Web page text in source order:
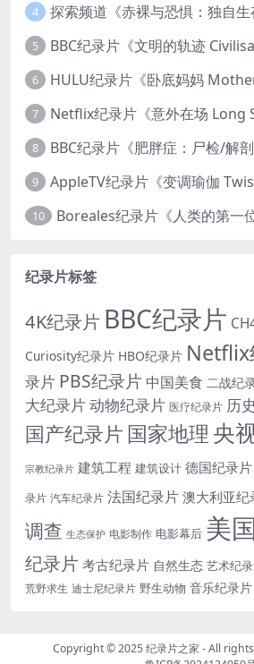
4
5
6
7
8
9
10
纪录片标签
4K纪录片 BBC纪录片
Curiosity纪录片 HBO纪录片 Netflix
录片 PBS纪录片 中国美食 二战纪
大纪录片动物纪录片 医疗纪录片 历
国产纪录片 国家地理 央
宗教纪录片 建筑工程 建筑设计 德国纪录片
录片 汽车纪录片 法国纪录片 澳大利亚纪
调查 生态保护 电影制作 电影幕后 美
纪录片考古纪录片 自然生态 艺术纪
荒野求生 迪士尼纪录片 野生动物 音乐纪录片
Copyright © 2025纪录片之家 - All